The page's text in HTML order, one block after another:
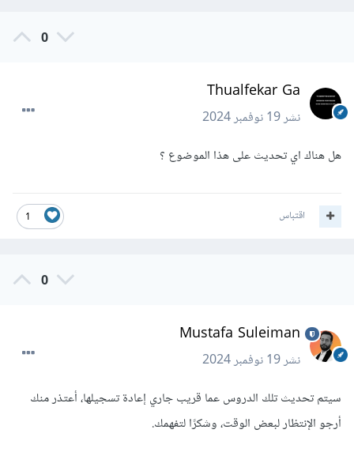
0
Thualfekar Ga
نشر19 نوفمبر 2024
هل هناك اي تحديث على هذا الموضوع ؟
1 اقتباس
0
Mustafa Suleiman
نشر19 نوفمبر 2024
سيتم تحديث تلك الدروس عما قريب جاري إعادة تسجيلها، أعتذر منك
أرجو الإنتظار لبعض الوقت، وشكرًا لتفهمك.